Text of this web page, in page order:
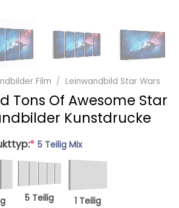
Film / Leinwandbild Star Wars
Tons Of Awesome Star
Kunstdrucke
* 5 Teilig Mix
5 Teilig 1 Teilig